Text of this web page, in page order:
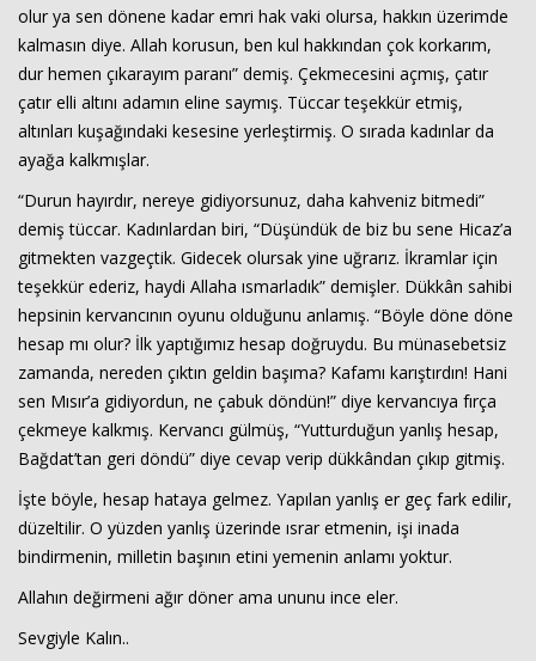
olur ya sen dönene kadar emri hak vaki olursa, hakkın üzerimde
kalmasın diye. Allah korusun, ben kul hakkından çok korkarım,
dur hemen çıkarayım paranı” demiş. Çekmecesini açmış, çatır
çatır elli altını adamın eline saymış. Tüccar teşekkür etmiş,
altınları kuşağındaki kesesine yerleştirmiş. O sırada kadınlar da
ayağa kalkmışlar.
“Durun hayırdır, nereye gidiyorsunuz, daha kahveniz bitmedi”
demiş tüccar. Kadınlardan biri, “Düşündük de biz bu sene Hicaz’a
gitmekten vazgeçtik. Gidecek olursak yine uğrarız. İkramlar için
teşekkür ederiz, haydi Allaha ısmarladık” demişler. Dükkân sahibi
hepsinin kervancının oyunu olduğunu anlamış. “Böyle döne döne
hesap mı olur? İlk yaptığımız hesap doğruydu. Bu münasebetsiz
zamanda, nereden çıktın geldin başıma? Kafamı karıştırdın! Hani
sen Mısır’a gidiyordun, ne çabuk döndün!” diye kervancıya fırça
çekmeye kalkmış. Kervancı gülmüş, “Yutturduğun yanlış hesap,
Bağdat’tan geri döndü” diye cevap verip dükkândan çıkıp gitmiş.
İşte böyle, hesap hataya gelmez. Yapılan yanlış er geç fark edilir,
düzeltilir. O yüzden yanlış üzerinde ısrar etmenin, işi inada
bindirmenin, milletin başının etini yemenin anlamı yoktur.
Allahın değirmeni ağır döner ama ununu ince eler.
Sevgiyle Kalın..